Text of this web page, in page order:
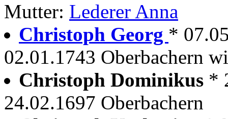
Mutter: Lederer Anna
Christoph Georg *
02.01.1743 Oberbachern
Christoph Dominikus *
24.02.1697 Oberbachern